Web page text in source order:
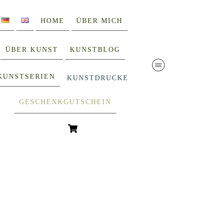
HOME ÜBER MICH
ÜBER KUNST KUNSTBLOG
KUNSTDRUCKE
GESCHENKGUTSCHEIN